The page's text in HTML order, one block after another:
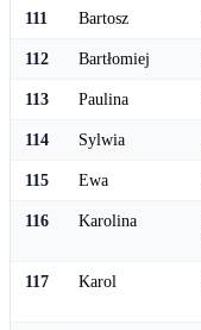
111 Bartosz
112 Bartłomiej
113 Paulina
114 Sylwia
115 Ewa
116 Karolina
117 Karol